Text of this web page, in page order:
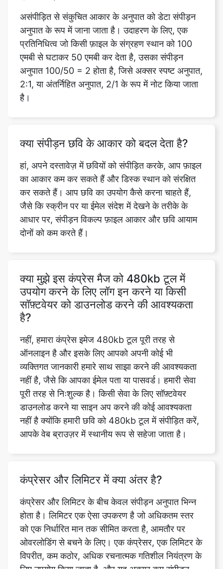
एमबी से घटाकर 50 एमबी कर देता है, उसका संपीड़न
अनुपात 100/50 = 2 होता है, जिसे अक्सर स्पष्ट अनुपात,
2:1, या अंतर्निहित अनुपात, 2/1 के रूप में नोट किया जाता
है।
क्या संपीड़न छवि के आकार को बदल देता है?
का आकार कम कर सकते हैं और डिस्क स्थान को संरक्षित
जैसे कि स्क्रीन पर या ईमेल संदेश में देखने के तरीके के
आधार पर, संपीड़न विकल्प फ़ाइल आकार और छवि आयाम
दोनों को कम करते हैं।
क्या मुझे इस कंप्रेस मैज को 480kb टूल में
है?
नहीं, हमारा कंप्रेस इमेज 480kb टूल पूरी तरह से
ऑनलाइन है और इसके लिए आपको अपनी कोई भी
नहीं है, जैसे कि आपका ईमेल पता या पासवर्ड। हमारी सेवा
पूरी तरह से निःशुल्क है। किसी सेवा के लिए सॉफ़्टवेयर
डाउनलोड करने या साइन अप करने की कोई आवश्यकता
नहीं है क्योंकि हमारी छवि को 480kb टूल में संपीड़ित करें,
आपके वेब ब्राउज़र में स्थानीय रूप से सहेजा जाता है।
कंप्रेसर और लिमिटर में क्या अंतर है?
होता है। लिमिटर एक ऐसा उपकरण है जो अधिकतम स्तर
ओवरलोडिंग से बचने के लिए। एक कंप्रेसर, एक लिमिटर के
विपरीत, कम कठोर, अधिक रचनात्मक गतिशील नियंत्रण के
लिए उपयोग किया जाता है, और यह अक्सर कम संपीड़न
अनुपात का उपयोग करता है।